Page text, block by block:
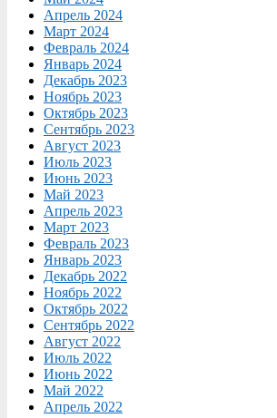
Апрель 2024
Март 2024
Февраль 2024
Январь 2024
Декабрь 2023
Ноябрь 2023
Октябрь 2023
Сентябрь 2023
Август 2023
Июль 2023
Июнь 2023
Май 2023
Апрель 2023
Март 2023
Февраль 2023
Январь 2023
Декабрь 2022
Ноябрь 2022
Октябрь 2022
Сентябрь 2022
Август 2022
Июль 2022
Июнь 2022
Май 2022
Апрель 2022